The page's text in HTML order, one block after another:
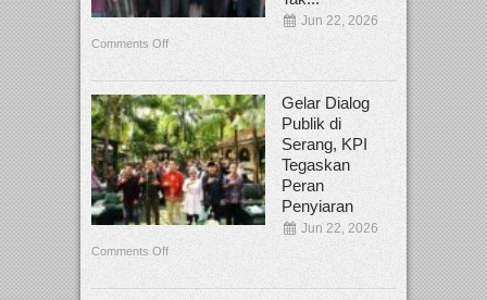
Jun 22, 2026
Comments Off
Gelar Dialog
Publik di
Serang, KPI
Tegaskan
Peran
Penyiaran
Jun 22, 2026
Comments Off